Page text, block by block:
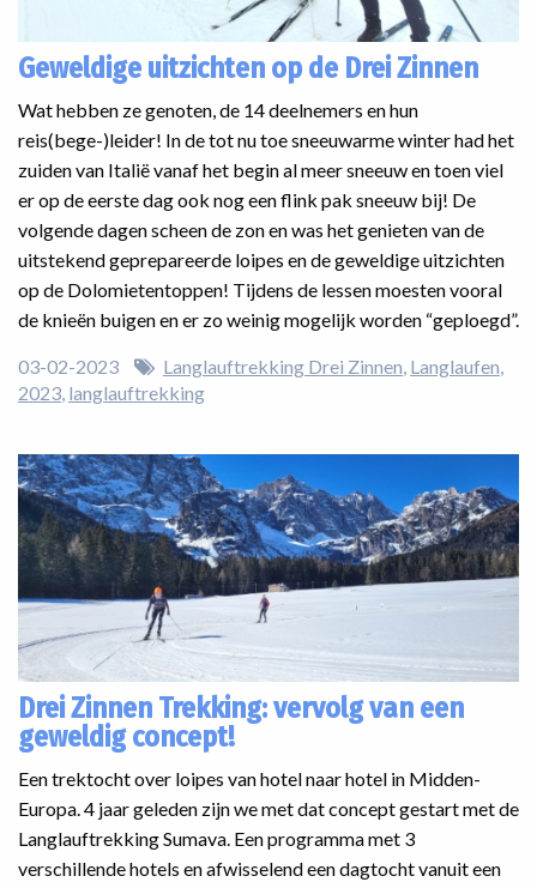
Geweldige uitzichten op de Drei Zinnen
Wat hebben ze genoten, de 14 deelnemers en hun
reis(bege-)leider! In de tot nu toe sneeuwarme winter had het
zuiden van Italië vanaf het begin al meer sneeuw en toen viel
er op de eerste dag ook nog een flink pak sneeuw bij! De
volgende dagen scheen de zon en was het genieten van de
uitstekend geprepareerde loipes en de geweldige uitzichten
op de Dolomietentoppen! Tijdens de lessen moesten vooral
de knieën buigen en er zo weinig mogelijk worden “geploegd”.
03-02-2023 Langlauftrekking Drei Zinnen Langlaufen
2023 langlauftrekking
Drei Zinnen Trekking: vervolg van een
geweldig concept!
Een trektocht over loipes van hotel naar hotel in Midden-
Europa. 4 jaar geleden zijn we met dat concept gestart met de
Langlauftrekking Sumava. Een programma met 3
verschillende hotels en afwisselend een dagtocht vanuit een